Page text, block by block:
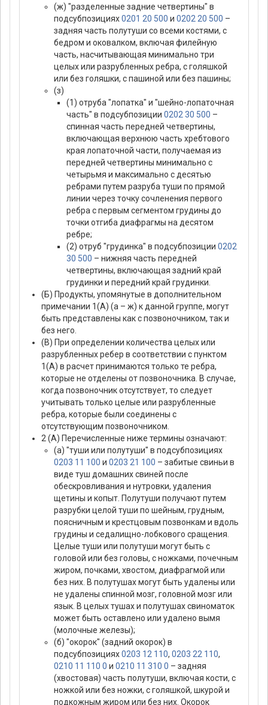
(ж) "разделенные задние четвертины" в
подсубпозициях0201 20 500 и 0202 20 500 –
задняя часть полутуши со всеми костями, с
бедром и оковалком, включая филейную
часть, насчитывающая минимально три
целых или разрубленных ребра, с голяшкой
или без голяшки, с пашиной или без пашины;
(з)
(1) отруба "лопатка" и "шейно-лопаточная
часть" в подсубпозиции 0202 30 500 –
спинная часть передней четвертины,
включающая верхнюю часть хребтового
края лопаточной части, получаемая из
передней четвертины минимально с
четырьмя и максимально с десятью
ребрами путем разруба туши по прямой
линии через точку сочленения первого
ребра с первым сегментом грудины до
точки отгиба диафрагмы на десятом
ребре;
(2) отруб "грудинка" в подсубпозиции 0202
30 500 – нижняя часть передней
четвертины, включающая задний край
грудинки и передний край грудинки.
(Б) Продукты, упомянутые в дополнительном
примечании 1(А) (а – ж) к данной группе, могут
быть представлены как с позвоночником, так и
без него.
(В) При определении количества целых или
разрубленных ребер в соответствии с пунктом
1(А) в расчет принимаются только те ребра,
которые не отделены от позвоночника. В случае,
когда позвоночник отсутствует, то следует
учитывать только целые или разрубленные
ребра, которые были соединены с
отсутствующим позвоночником.
2 (А) Перечисленные ниже термины означают:
(а) "туши или полутуши" в подсубпозициях
0203 11 100 и 0203 21 100 – забитые свиньи в
виде туш домашних свиней после
обескровливания и нутровки, удаления
щетины и копыт. Полутуши получают путем
разрубки целой туши по шейным, грудным,
поясничным и крестцовым позвонкам и вдоль
грудины и седалищно-лобкового сращения.
Целые туши или полутуши могут быть с
головой или без головы, с ножками, почечным
жиром, почками, хвостом, диафрагмой или
без них. В полутушах могут быть удалены или
не удалены спинной мозг, головной мозг или
язык. В целых тушах и полутушах свиноматок
может быть оставлено или удалено вымя
(молочные железы);
(б) "окорок" (задний окорок) в
подсубпозициях0203 12 110, 0203 22 110,
0210 11 110 0 и 0210 11 310 0 – задняя
(хвостовая) часть полутуши, включая кости, с
ножкой или без ножки, с голяшкой, шкурой и
подкожным жиром или без них. Окорок